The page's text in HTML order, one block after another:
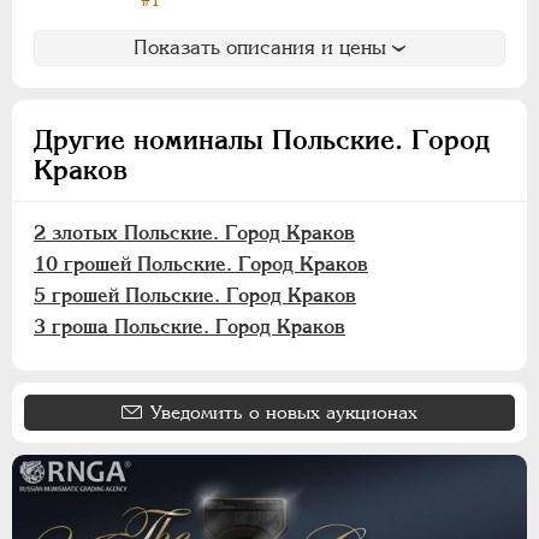
Показать описания и цены
Другие номиналы Польские. Город
Краков
2 злотых Польские. Город Краков
10 грошей Польские. Город Краков
5 грошей Польские. Город Краков
3 гроша Польские. Город Краков
Уведомить о новых аукционах
Йеверские монеты
Польские. Осада Замостья
Польские. Восстание 1830-1831
Польские. Город Краков
2 злотых
1 злотый
10 грошей
5 грошей
Французские монеты
Австрийские дукаты
Германская оккупация 1916